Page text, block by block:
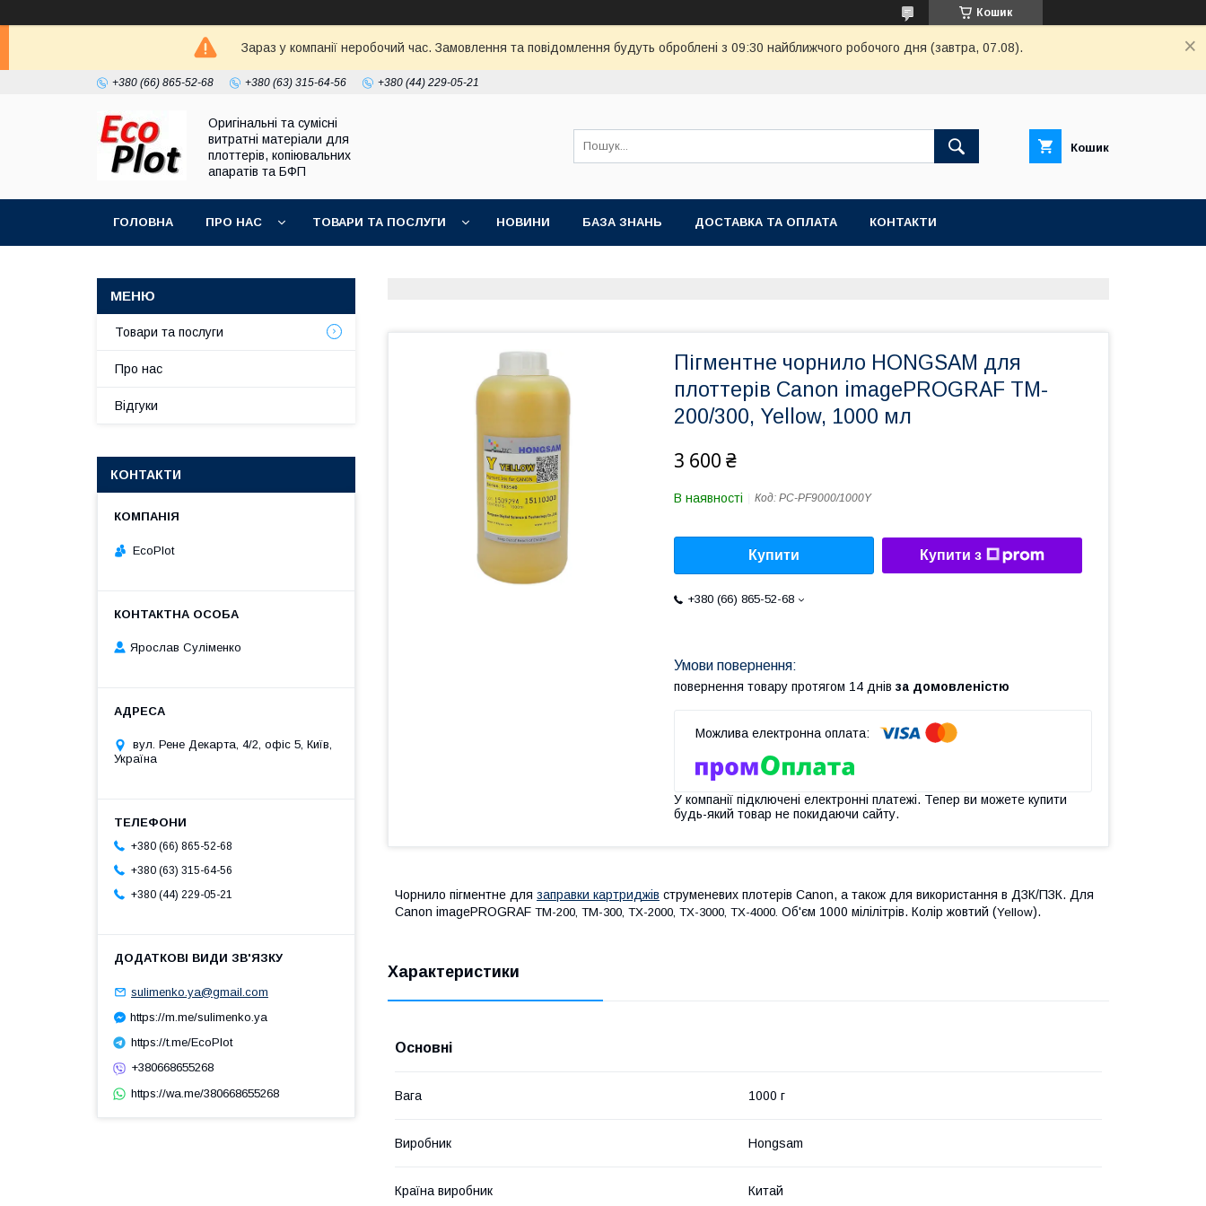
Кошик
Зараз у компанії неробочий час. Замовлення та повідомлення будуть оброблені з 09:30 найближчого робочого дня (завтра, 07.08).
+380 (66) 865-52-68 +380 (63) 315-64-56 +380 (44) 229-05-21
Оригінальні та сумісні
витратні матеріали для
плоттерів, копіювальних
апаратів та БФП
Кошик
ГОЛОВНА ПРО НАС ТОВАРИ ТА ПОСЛУГИ НОВИНИ БАЗА ЗНАНЬ ДОСТАВКА ТА ОПЛАТА КОНТАКТИ
Пігментне чорнило HONGSAM для
плоттерів Canon imagePROGRAF TM-
200/300, Yellow, 1000 мл
3 600 ₴
В наявності Код: PC-PF9000/1000Y
Купити Купити з
+380 (66) 865-52-68
повернення товару протягом 14 днів за домовленістю
У компанії підключені електронні платежі. Тепер ви можете купити
будь-який товар не покидаючи сайту.
Чорнило пігментне для заправки картриджів струменевих плотерів Canon, а також для використання в ДЗК/ПЗК. Для
Canon imagePROGRAF TM-200, TM-300, TX-2000, TX-3000, TX-4000. Об'єм 1000 мілілітрів. Колір жовтий (Yellow).
Характеристики
Основні
Вага 1000 г
Виробник Hongsam
Країна виробник Китай
Товари та послуги
Про нас
Відгуки
КОНТАКТИ
EcoPlot
Ярослав Суліменко
вул. Рене Декарта, 4/2, офіс 5, Київ,
Україна
+380 (66) 865-52-68
+380 (63) 315-64-56
+380 (44) 229-05-21
sulimenko.ya@gmail.com
https://m.me/sulimenko.ya
https://t.me/EcoPlot
+380668655268
https://wa.me/380668655268